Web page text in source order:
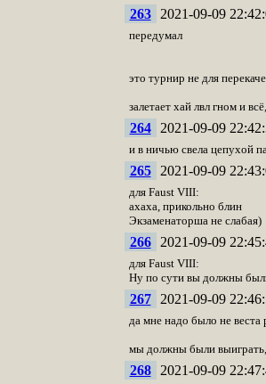
263 2021-09-09
передумал
это турнир не для
залетает хай лвл гном и
264 2021-09-09
и в ничью свела цепухой
265 2021-09-09
для Faust VIII:
ахаха, прикольно блин
Экзаменаторша не слабая)
266 2021-09-09
для Faust VIII:
Ну по сути вы должны
267 2021-09-09
да мне надо было не веста
мы должны были
268 2021-09-09